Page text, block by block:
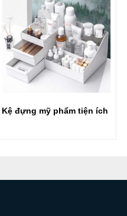
Kệ đựng mỹ phẩm tiện ích